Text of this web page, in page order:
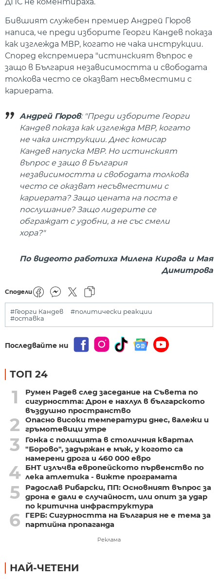
ДПС не коментираха.
Бившият служебен премиер Андрей Гюров
написа, че преди изборите Георги Кандев показа
как изглежда МВР, когато не чака инструкции.
Според експремиера "истинският въпрос е
защо в България независимостта и свободата
толкова често се оказват несъвместими с
кариерата.
Андрей Гюров: "Преди изборите Георги
Кандев показа как изглежда МВР, когато
не чака инструкции. Днес комисар
Кандев напуска МВР. Но истинският
въпрос е защо в България
независимостта и свободата толкова
често се оказват несъвместими с
кариерата? Защо цената на поста е
послушание? Защо лидерите се
обграждат с удобни, а не със смели
хора?"
По видеото работиха Милена Кирова и Мая
Димитрова
Сподели
#Георги Кандев
#политически реакции
#оставка
Последвайте ни
ТОП 24
1
Румен Радев след заседание на Съвета по
сигурността: Дрон е нахлул в българското
въздушно пространство
2
Опасно високи температури днес, валежи и
гръмотевици утре
3
Гонка с полицията в столичния квартал
"Борово", задържан е мъж, у когото са
намерени дрога и 460 000 евро
4 БНТ излъчва европейското първенство по
лека атлетика - вижте програмата
5
Радослав Рибарски, ПП: Основният въпрос за
дрона е дали е случайност, или опит за удар
по критична инфраструктура
6
ГЕРБ: Сигурността на България не е тема за
партийна пропаганда
Реклама
НАЙ-ЧЕТЕНИ